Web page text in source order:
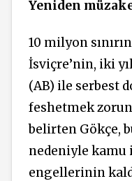
Yeniden
10 milyon
İsviçre’nin, iki
(AB) ile serbest
feshetmek
belirten Gökçe,
nedeniyle
engellerinin